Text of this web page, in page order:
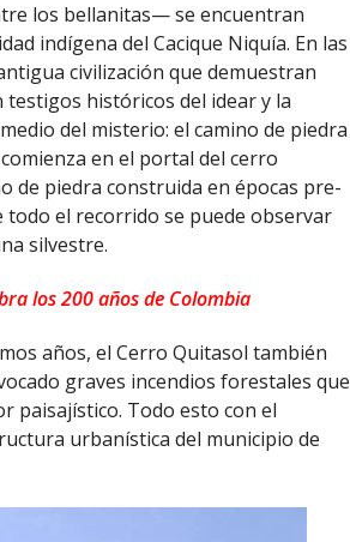
los bellanitas— se encuentran
indígena del Cacique Niquía. En las
civilización que demuestran
históricos del idear y la
del misterio: el camino de piedra
en el portal del cerro
de piedra construida en épocas pre-
todo el recorrido se puede observar
silvestre.
los 200 años de Colombia
años, el Cerro Quitasol también
graves incendios forestales que
paisajístico. Todo esto con el
urbanística del municipio de